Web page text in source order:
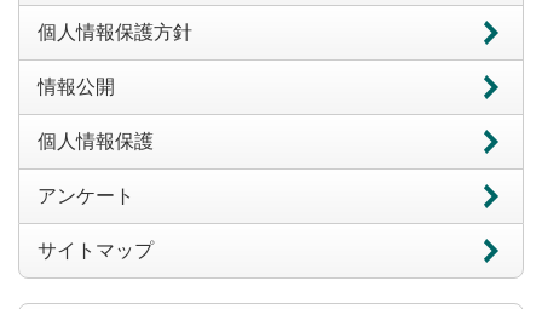
個人情報保護方針
情報公開
個人情報保護
アンケート
サイトマップ